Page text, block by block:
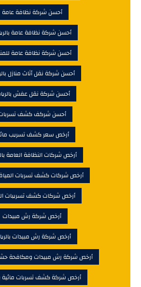
أحسن شركة نظافة عامة
أحسن شركة نظافة عامة
أحسن شركة نظافة عامة
أحسن شركة نقل أثاث منازل
أحسن شركة نقل عفش
أحسن شركف كشف
أرخص سعر كشف تسريب
أرخص شركات النظافة العامة
أرخص شركات كشف تسربات المياة
أرخص شركات كشف تسريبات
أرخص شركة رش مبيدات
أرخص شركة رش مبيدات
أرخص شركة رش مبيدات ومكافحة
أرخص شركة كشف تسربات مائية